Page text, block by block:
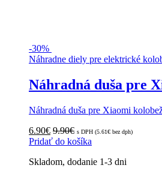
-30%
Náhradne diely pre elektrické
Náhradná duša pre
Náhradná duša pre Xiaomi
6.90€ 9.90€ s DPH (5.61€ bez dph)
Pridať do košíka
Skladom, dodanie 1-3 dni